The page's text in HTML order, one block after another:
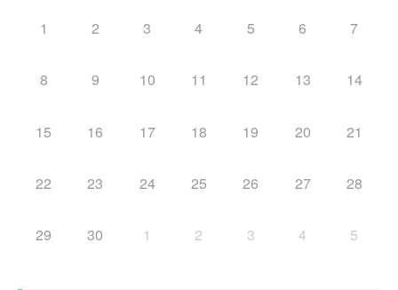
1 2 3 4 5 6 7
8 9 10 11 12 13 14
15 16 17 18 19 20 21
22 23 24 25 26 27 28
29 30 1 2 3 4 5